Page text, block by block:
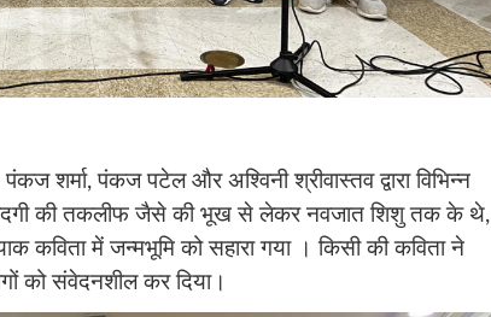
शर्मा, पंकज पटेल और अश्विनी श्रीवास्तव द्वारा विभिन्न
की तकलीफ जैसे की भूख से लेकर नवजात शिशु तक के थे,
कविता में जन्मभूमि को सहारा गया । किसी की कविता ने
को संवेदनशील कर दिया।